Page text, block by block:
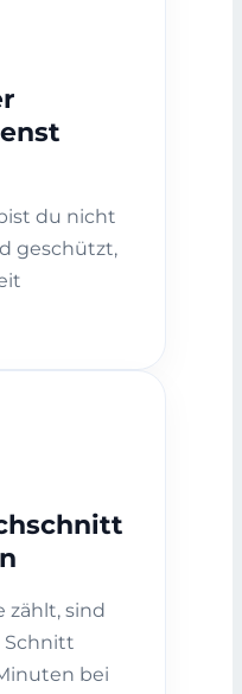
du nicht
geschützt,
zählt, sind
Schnitt
bei